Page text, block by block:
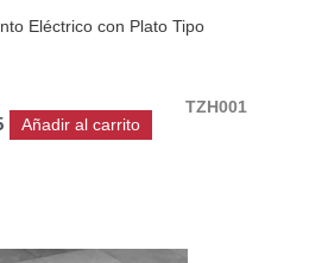
Eléctrico con Plato Tipo
TZH001
Añadir al carrito
precio